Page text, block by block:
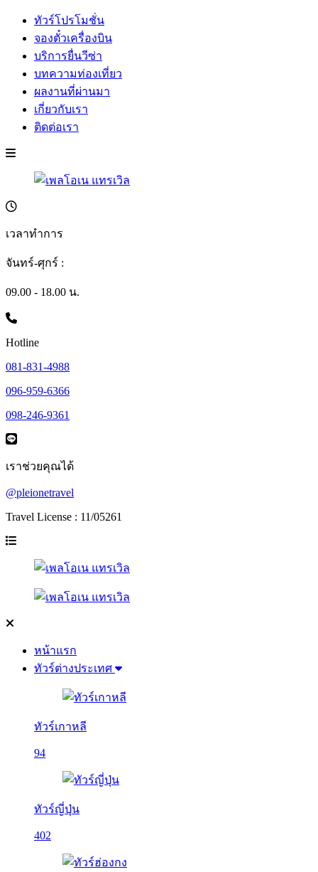
ทัวร์โปรโมชั่น
จองตั๋วเครื่องบิน
บริการยื่นวีซ่า
บทความท่องเที่ยว
ผลงานที่ผ่านมา
เกี่ยวกับเรา
ติดต่อเรา
เวลาทำการ
จันทร์-ศุกร์ :
09.00 - 18.00 น.
Hotline
081-831-4988
096-959-6366
098-246-9361
เราช่วยคุณได้
@pleionetravel
Travel License : 11/05261
หน้าแรก
ทัวร์ต่างประเทศ
ทัวร์เกาหลี
94
ทัวร์ญี่ปุ่น
402